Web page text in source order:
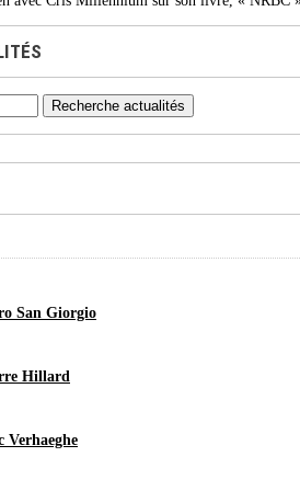
Recherche actualités
San Giorgio
Hillard
Verhaeghe